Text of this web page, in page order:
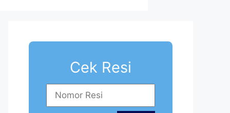
Cek Resi